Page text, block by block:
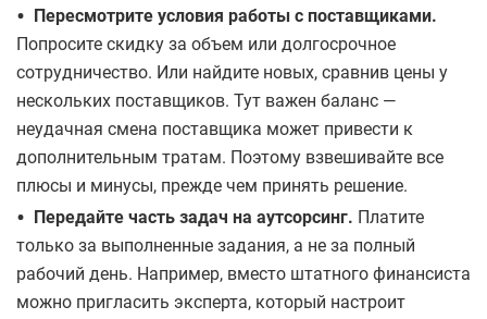
•
Пересмотрите условия работы с поставщиками.
Попросите скидку за объем или долгосрочное
сотрудничество. Или найдите новых, сравнив цены у
нескольких поставщиков. Тут важен баланс —
неудачная смена поставщика может привести к
дополнительным тратам. Поэтому взвешивайте все
плюсы и минусы, прежде чем принять решение.
• Передайте часть задач на аутсорсинг. Платите
только за выполненные задания, а не за полный
рабочий день. Например, вместо штатного финансиста
можно пригласить эксперта, который настроит